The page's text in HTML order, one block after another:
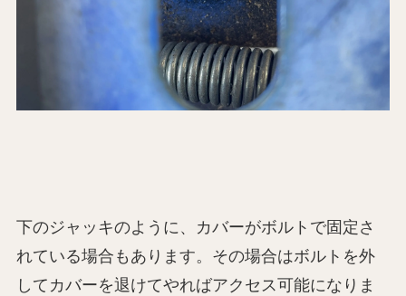
下のジャッキのように、カバーがボルトで固定さ
れている場合もあります。その場合はボルトを外
してカバーを退けてやればアクセス可能になりま